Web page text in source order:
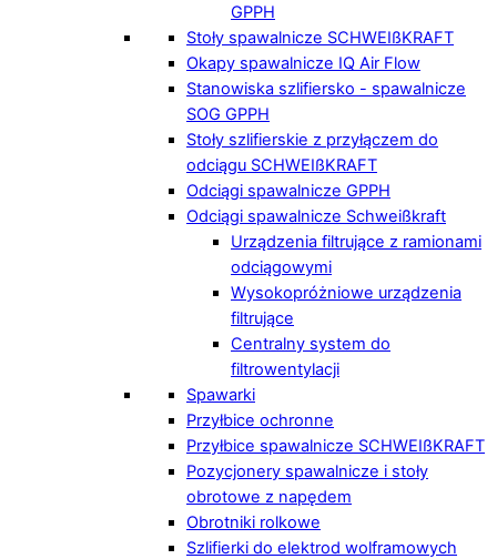
GPPH
Stoły spawalnicze SCHWEIßKRAFT
Okapy spawalnicze IQ Air Flow
Stanowiska szlifiersko - spawalnicze
SOG GPPH
Stoły szlifierskie z przyłączem do
odciągu SCHWEIßKRAFT
Odciągi spawalnicze GPPH
Odciągi spawalnicze Schweißkraft
Urządzenia filtrujące z ramionami
odciągowymi
Wysokopróżniowe urządzenia
filtrujące
Centralny system do
filtrowentylacji
Spawarki
Przyłbice ochronne
Przyłbice spawalnicze SCHWEIßKRAFT
Pozycjonery spawalnicze i stoły
obrotowe z napędem
Obrotniki rolkowe
Szlifierki do elektrod wolframowych